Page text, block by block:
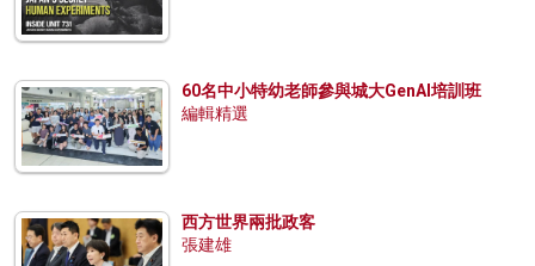
60名中小特幼老師參與城大GenAI培訓班
編輯精選
西方世界兩批政客
張建雄